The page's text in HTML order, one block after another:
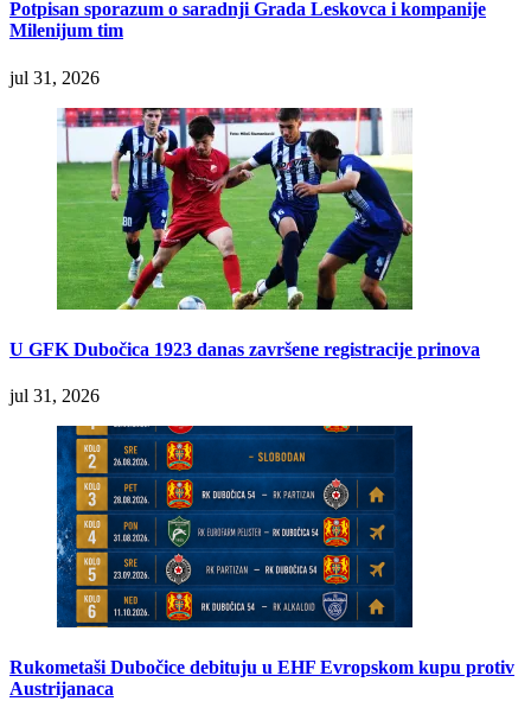
Potpisan sporazum o saradnji Grada Leskovca i kompanije
Milenijum tim
jul 31, 2026
U GFK Dubočica 1923 danas završene registracije prinova
jul 31, 2026
Rukometaši Dubočice debituju u EHF Evropskom kupu protiv
Austrijanaca